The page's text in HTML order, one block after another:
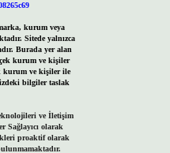
kurum veya
Sitede yalnızca
Burada yer alan
kurum ve kişiler
kurum ve kişiler ile
bilgiler taslak
ve İletişim
Sağlayıcı olarak
proaktif olarak